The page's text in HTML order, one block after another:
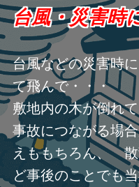
台風・災害時
台風などの災害時
て飛んで・・・
敷地内の木が倒れ
事故につながる場
えももちろん、
ど事後のことでも